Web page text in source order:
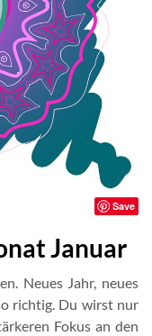
Save
Januar
Neues Jahr, neues
richtig. Du wirst nur
Fokus an den